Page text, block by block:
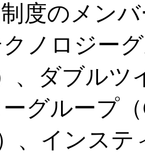
度のメン
ノロジー
）、ダブル
グループ
）、インス